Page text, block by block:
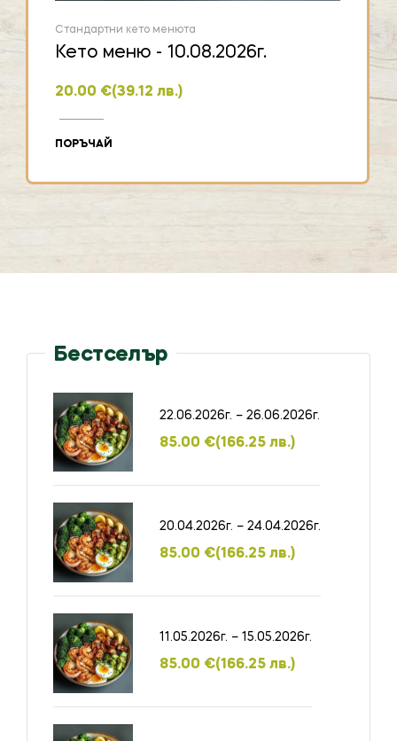
Стандартни кето менюта
Кето меню - 10.08.2026г.
20.00 €(39.12 лв.)
ПОРЪЧАЙ
Бестселър
22.06.2026г. – 26.06.2026г.
85.00 €(166.25 лв.)
20.04.2026г. – 24.04.2026г.
85.00 €(166.25 лв.)
11.05.2026г. – 15.05.2026г.
85.00 €(166.25 лв.)